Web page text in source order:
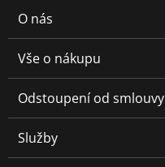
O nás
Vše o nákupu
Odstoupení od smlouvy
Služby